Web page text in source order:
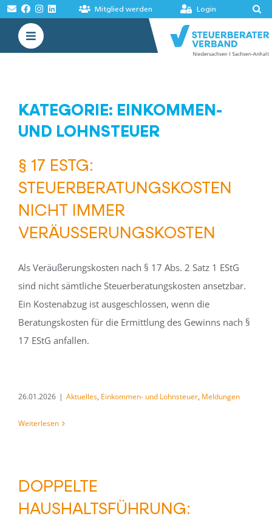
Zum
Inhalt
springen
Mitglied werden Login
Toggle
Navigation
MELDUNGEN
KATEGORIE: EINKOMMEN-
UND LOHNSTEUER
§ 17 ESTG:
STEUERBERATUNGSKOSTEN
NICHT IMMER
VERÄUSSERUNGSKOSTEN
Als Veräußerungskosten nach § 17 Abs. 2 Satz 1 EStG
sind nicht sämtliche Steuerberatungskosten ansetzbar.
Ein Kostenabzug ist ausgeschlossen, wenn die
Beratungskosten für die Ermittlung des Gewinns nach §
17 EStG anfallen.
26.01.2026 | Aktuelles, Einkommen- und Lohnsteuer, Meldungen
Weiterlesen
DOPPELTE
HAUSHALTSFÜHRUNG: